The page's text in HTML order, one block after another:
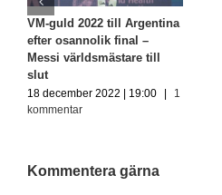
VM-guld 2022 till Argentina
efter osannolik final –
Messi världsmästare till
slut
18 december 2022 | 19:00 |
1
kommentar
Kommentera gärna